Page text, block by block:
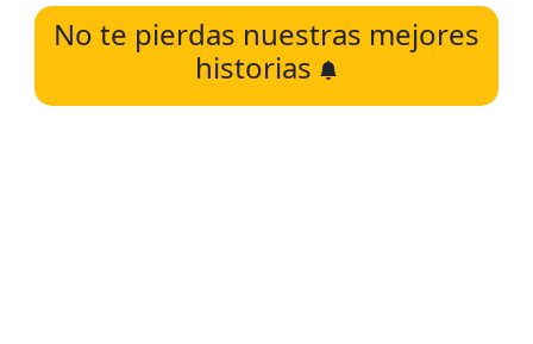
No te pierdas nuestras mejores
historias